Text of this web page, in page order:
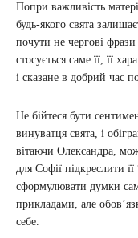
Попри важливість
будь-якого свята
почути не чергові
стосується саме її, її
і сказане в добрий час
Не бійтеся бути
винуватця свята, і
вітаючи Олександра,
для Софії підкреслити
сформулювати думки
прикладами, але
себе.